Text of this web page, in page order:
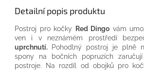
Detailní popis produktu
Postroj pro kočky Red Dingo vám
ven
i v neznámém prostředí
uprchnutí.
Pohodlný postroj je plně
spony
na bočních popruzích zaručují
postroje.
Na rozdíl od obojků pro